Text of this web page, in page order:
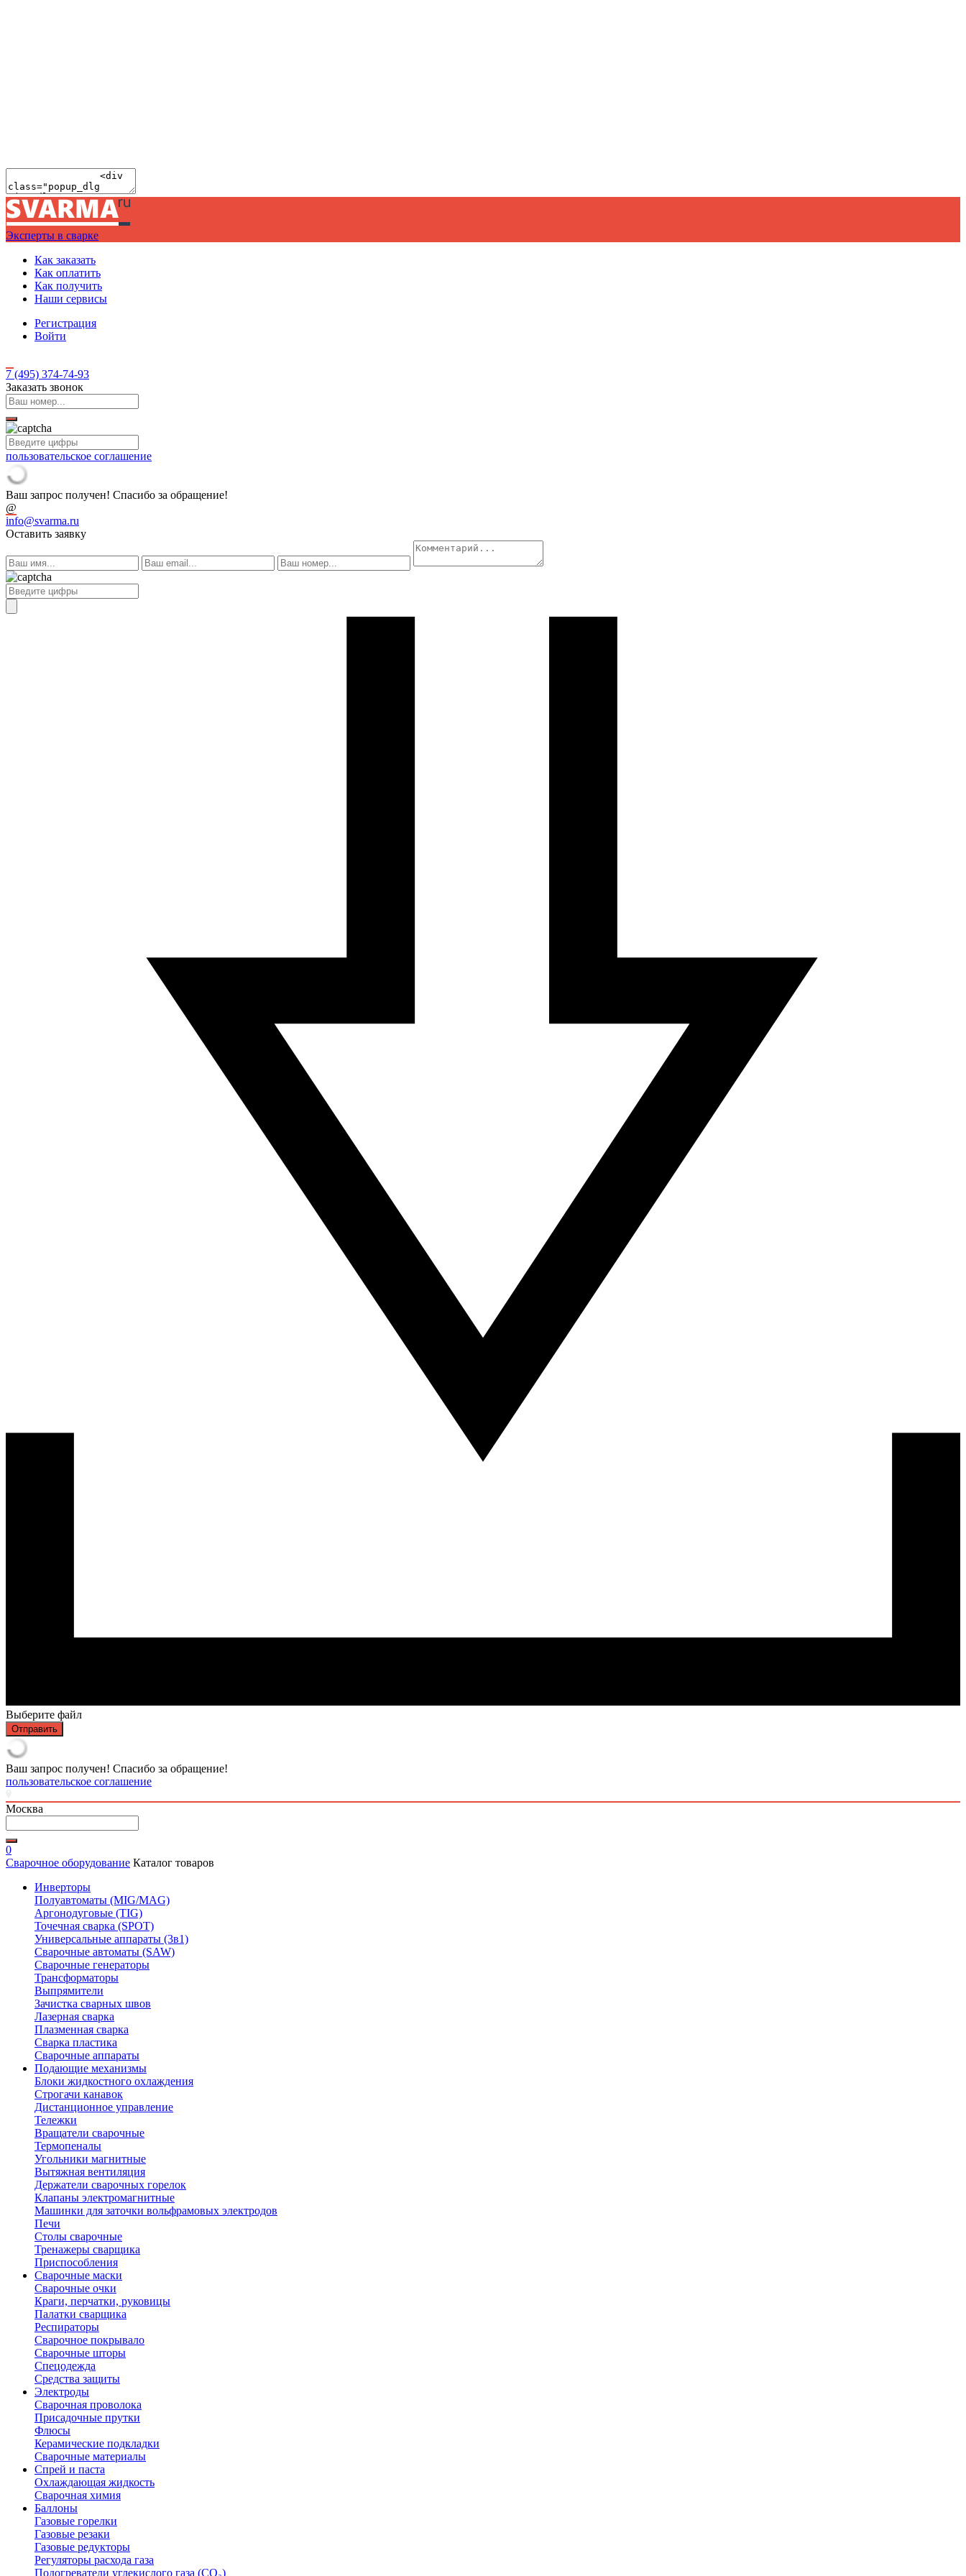
Эксперты в сварке
Как заказать
Как оплатить
Как получить
Наши сервисы
Регистрация
Войти
7 (495) 374-74-93
Заказать звонок
пользовательское соглашение
Ваш запрос получен! Спасибо за обращение!
@
info@svarma.ru
Оставить заявку
Выберите файл
Отправить
Ваш запрос получен! Спасибо за обращение!
пользовательское соглашение
Москва
0
Сварочное оборудование Каталог товаров
Инверторы
Полуавтоматы (MIG/MAG)
Аргонодуговые (TIG)
Точечная сварка (SPOT)
Универсальные аппараты (3в1)
Сварочные автоматы (SAW)
Сварочные генераторы
Трансформаторы
Выпрямители
Зачистка сварных швов
Лазерная сварка
Плазменная сварка
Сварка пластика
Сварочные аппараты
Подающие механизмы
Блоки жидкостного охлаждения
Строгачи канавок
Дистанционное управление
Тележки
Вращатели сварочные
Термопеналы
Угольники магнитные
Вытяжная вентиляция
Держатели сварочных горелок
Клапаны электромагнитные
Машинки для заточки вольфрамовых электродов
Печи
Столы сварочные
Тренажеры сварщика
Приспособления
Сварочные маски
Сварочные очки
Краги, перчатки, руковицы
Палатки сварщика
Респираторы
Сварочное покрывало
Сварочные шторы
Спецодежда
Средства защиты
Электроды
Сварочная проволока
Присадочные прутки
Флюсы
Керамические подкладки
Сварочные материалы
Спрей и паста
Охлаждающая жидкость
Сварочная химия
Баллоны
Газовые горелки
Газовые резаки
Газовые редукторы
Регуляторы расхода газа
Подогреватели углекислого газа (CO₂)